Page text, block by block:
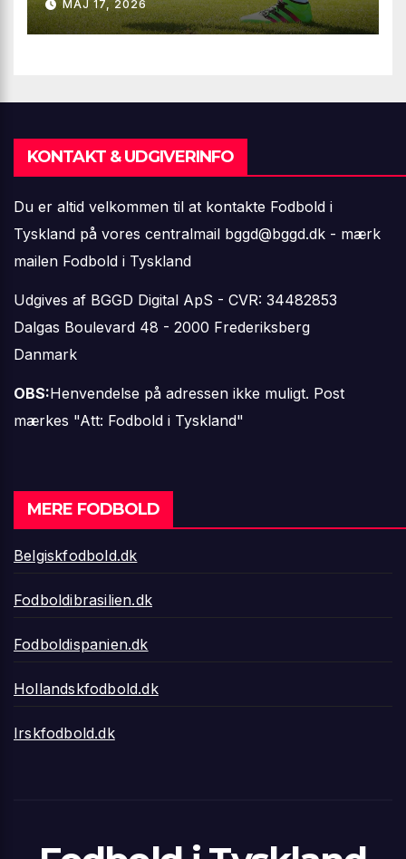
firkantsopvisning fra Baro
MAJ 17, 2026
KONTAKT & UDGIVERINFO
Du er altid velkommen til at kontakte Fodbold i
Tyskland på vores centralmail bggd@bggd.dk - mærk
mailen Fodbold i Tyskland
Udgives af BGGD Digital ApS - CVR: 34482853
Dalgas Boulevard 48 - 2000 Frederiksberg
Danmark
OBS:Henvendelse på adressen ikke muligt. Post
mærkes "Att: Fodbold i Tyskland"
MERE FODBOLD
Belgiskfodbold.dk
Fodboldibrasilien.dk
Fodboldispanien.dk
Hollandskfodbold.dk
Irskfodbold.dk